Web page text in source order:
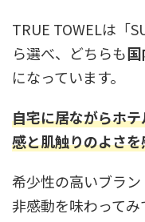
TRUE TOWELは「
ら選べ、どちらも
になっています。
自宅に居ながらホ
感と肌触りのよさ
希少性の高いブラ
非感動を味わってみ